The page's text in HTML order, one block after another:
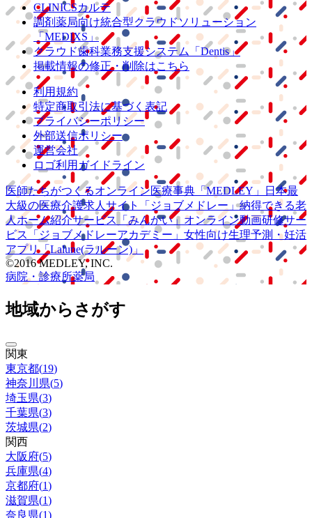
CLINICSカルテ
調剤薬局向け統合型クラウドソリューション
「MEDIXS」
クラウド歯科業務支援システム
「Dentis」
掲載情報の修正・削除はこちら
利用規約
特定商取引法に基づく表記
プライバシーポリシー
外部送信ポリシー
運営会社
ロゴ利用ガイドライン
医師たちがつくるオンライン医療事典 「MEDLEY」
日本最
大級の医療介護求人サイト 「ジョブメドレー」納得できる老
人ホーム紹介サービス
「みんかい」 オンライン動画研修サー
ビス
「ジョブメドレーアカデミー」 女性向け生理予測・妊活
アプリ「Lalune(ラルーン)」
©2016 MEDLEY, INC.
病院・診療所薬局
地域からさがす
関東
東京都(19)
神奈川県(5)
埼玉県(3)
千葉県(3)
茨城県(2)
関西
大阪府(5)
兵庫県(4)
京都府(1)
滋賀県(1)
奈良県(1)